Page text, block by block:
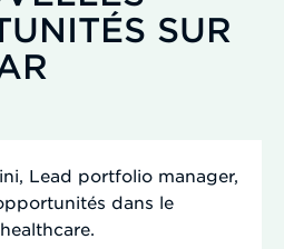
SUR
Lead portfolio manager,
dans le